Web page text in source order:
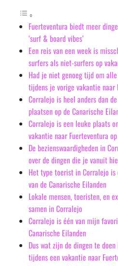
Fuerteventura biedt meer
‘surf & board vibes’
Een reis van een week is
surfers als niet-surfers op
Had je niet genoeg tijd om
tijdens je vorige vakantie naar
Corralejo is heel anders dan
plaatsen op de Canarische
Corralejo is een leuke plaats
vakantie naar Fuerteventura
De bezienswaardigheden in
over de dingen die je vanuit
Het type toerist in Corralejo is
van de Canarische Eilanden
Lokale mensen, toeristen, en
samen in Corralejo
Corralejo is één van mijn
Canarische Eilanden
Dus wat zijn de dingen te
tijdens een vakantie naar